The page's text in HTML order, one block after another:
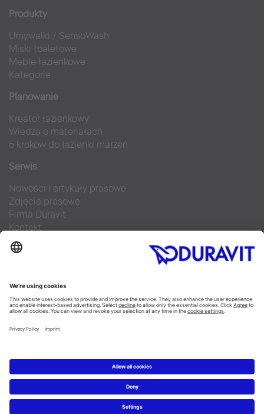
Produkty
Umywalki / SensoWash
Miski toaletowe
Meble łazienkowe
Kategorie
Planowanie
Kreator łazienkowy
Wiedza o materiałach
5 kroków do łazienki marzeń
Serwis
Nowości i artykuły prasowe
Zdjęcia prasowe
Firma Duravit
Kontakt
Najczęściej zadawane pytania
Facebook
Instagram
Pinterest
Blog
YouTube
Copyright © 2026 Duravit AG
Imprint|Polityka prywatności|Ustawienia plików cookie